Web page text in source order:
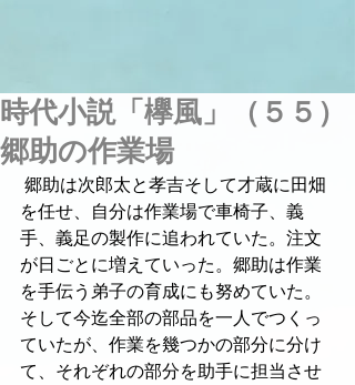
時代小説「欅風」（５５）
郷助の作業場
を任せ、自分は作業場で車椅子、義
手、義足の製作に追われていた。注文
が日ごとに増えていった。郷助は作業
を手伝う弟子の育成にも努めていた。
そして今迄全部の部品を一人でつくっ
ていたが、作業を幾つかの部分に分け
て、それぞれの部分を助手に担当させ